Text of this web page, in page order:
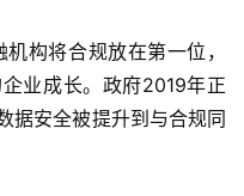
构将合规放在第一位，
业成长。政府2019年正
据安全被提升到与合规同